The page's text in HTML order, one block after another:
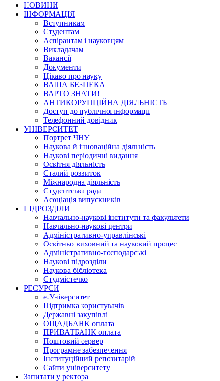
НОВИНИ
ІНФОРМАЦІЯ
Вступникам
Студентам
Аспірантам і науковцям
Викладачам
Вакансії
Документи
Цікаво про науку
ВАША БЕЗПЕКА
ВАРТО ЗНАТИ!
АНТИКОРУПЦІЙНА ДІЯЛЬНІСТЬ
Доступ до публічної інформації
Телефонний довідник
УНІВЕРСИТЕТ
Портрет ЧНУ
Наукова й інноваційна діяльність
Наукові періодичні видання
Освітня діяльність
Сталий розвиток
Міжнародна діяльність
Студентська рада
Асоціація випускників
ПІДРОЗДІЛИ
Навчально-наукові інститути та факультети
Навчально-наукові центри
Адміністративно-управлінські
Освітньо-виховний та науковий процес
Адміністративно-господарські
Наукові підрозділи
Наукова бібліотека
Студмістечко
РЕСУРСИ
е-Університет
Підтримка користувачів
Державні закупівлі
ОЩАДБАНК оплата
ПРИВАТБАНК оплата
Поштовий сервер
Програмне забезпечення
Інституційний репозитарій
Сайти університету
Запитати у ректора